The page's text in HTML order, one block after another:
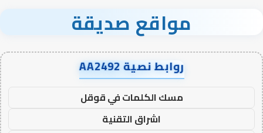
مواقع صديقة
روابط نصية AA2492
مسك الكلمات في قوقل
اشراق التقنية